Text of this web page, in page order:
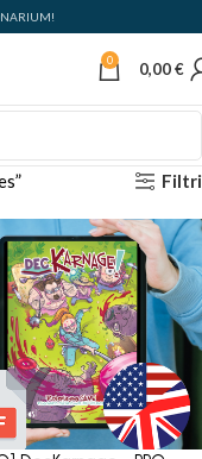
0 0,00€
Filtri